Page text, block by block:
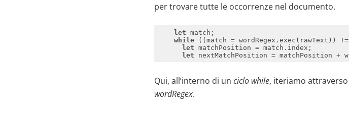
per trovare tutte le occorrenze nel documento.
let
while ((match = wordRegex.exec(rawText))
let
let
Qui, all’interno di un ciclo while, iteriamo
wordRegex.